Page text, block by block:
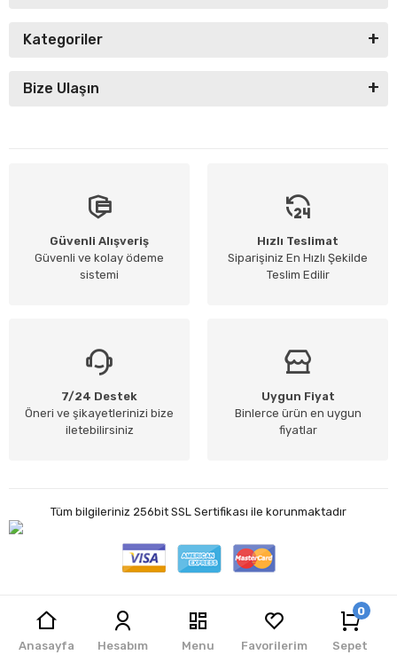
Kategoriler
Bize Ulaşın
Güvenli Alışveriş
Güvenli ve kolay ödeme
sistemi
Hızlı Teslimat
Siparişiniz En Hızlı Şekilde
Teslim Edilir
7/24 Destek
Öneri ve şikayetlerinizi bize
iletebilirsiniz
Uygun Fiyat
Binlerce ürün en uygun
fiyatlar
Tüm bilgileriniz 256bit SSL Sertifikası ile korunmaktadır
Anasayfa Hesabım Menu Favorilerim
0
Sepet
Jet Teknoloji| E-ticaret Paketleri ile hazırlanmıştır.